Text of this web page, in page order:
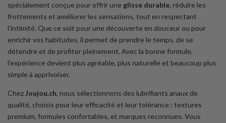
sicura
spécialement conçue pour offrir une glisse durable, réduire les
frottements et améliorer les sensations, tout en respectant
l’intimité. Que ce soit pour une découverte en douceur ou pour
enrichir vos habitudes, il permet de prendre le temps, de se
détendre et de profiter pleinement. Avec la bonne formule,
l’expérience devient plus agréable, plus naturelle et beaucoup plus
simple à apprivoiser.
Chez Joujou.ch, nous sélectionnons des lubrifiants anaux de
qualité, choisis pour leur efficacité et leur tolérance : textures
premium, formules confortables, et marques reconnues. Vous